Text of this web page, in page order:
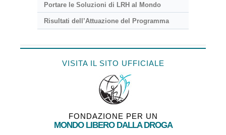
Portare le Soluzioni di LRH al Mondo
Risultati dell’Attuazione del Programma
VISITA IL SITO UFFICIALE
FONDAZIONE PER UN
MONDO LIBERO DALLA DROGA